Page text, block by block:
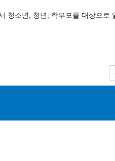
청소년, 청년, 학부모를 대상으